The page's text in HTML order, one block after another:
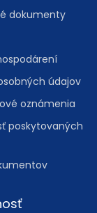
dokumenty
údajov
oznámenia
poskytovaných